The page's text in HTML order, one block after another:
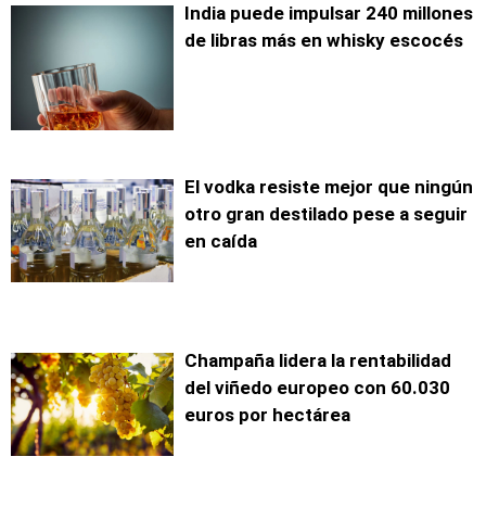
India puede impulsar 240 millones
de libras más en whisky escocés
El vodka resiste mejor que ningún
otro gran destilado pese a seguir
en caída
Champaña lidera la rentabilidad
del viñedo europeo con 60.030
euros por hectárea